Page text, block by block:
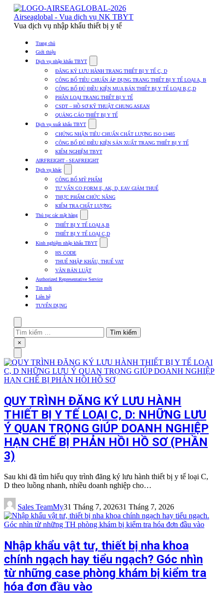
Skip
content
Airseaglobal - Vua dịch vụ NK TBYT
Vua dịch vụ nhập khẩu thiết bị y tế
Trang chủ
Giới thiệu
Dịch vụ nhập khẩu TBYT
submenu
for
Dịch
vụ
nhập
khẩu
TBYT
ĐĂNG KÝ LƯU HÀNH TRANG THIẾT BỊ Y TẾ C, D
CÔNG BỐ TIÊU CHUẨN ÁP DỤNG TRANG THIẾT BỊ Y TẾ LOẠI A, B
CÔNG BỐ ĐỦ ĐIỀU KIỆN MUA BÁN THIẾT BỊ Y TẾ LOẠI B,C,D
PHÂN LOẠI TRANG THIẾT BỊ Y TẾ
CSDT – HỒ SƠ KỸ THUẬT CHUNG ASEAN
QUẢNG CÁO THIẾT BỊ Y TẾ
Dịch vụ xuất khẩu TBYT
submenu
for
Dịch
vụ
xuất
TBYT
CHỨNG NHẬN TIÊU CHUẨN CHẤT LƯỢNG ISO 13485
CÔNG BỐ ĐỦ ĐIỀU KIỆN SẢN XUẤT TRANG THIẾT BỊ Y TẾ
KIỂM NGHIỆM TBYT
AIRFREIGHT - SEAFREIGHT
Dịch vụ khác
submenu
for
Dịch
vụ
khác
CÔNG BỐ MỸ PHẨM
TƯ VẤN CO FORM E, AK, D, EAV GIẢM THUẾ
THỰC PHẨM CHỨC NĂNG
KIỂM TRA CHẤT LƯỢNG
Thủ tục các mặt hàng
submenu
for
Thủ
tục
mặt
hàng
THIẾT BỊ Y TẾ LOẠI A,B
THIẾT BỊ Y TẾ LOẠI C,D
Kinh nghiệm nhập khẩu TBYT
submenu
Kinh
HS CODE
THUẾ NHẬP KHẨU, THUẾ VAT
VĂN BẢN LUẬT
Authorized Representative Service
Tin mới
Liên hệ
TUYỂN DỤNG
Tìm
kiếm
cho:
Close
×
QUY TRÌNH ĐĂNG KÝ LƯU HÀNH
THIẾT BỊ Y TẾ LOẠI C, D: NHỮNG LƯU
Ý QUAN TRỌNG GIÚP DOANH NGHIỆP
HẠN CHẾ BỊ PHẢN HỒI HỒ SƠ (PHẦN
3)
Sau khi đã tìm hiểu quy trình đăng ký lưu hành thiết bị y tế loại C,
D theo luồng nhanh, nhiều doanh nghiệp cho…
Sales TeamMy31 Tháng 7, 202631 Tháng 7, 2026
Nhập khẩu vật tư, thiết bị nha khoa
chính ngạch hay tiểu ngạch? Góc nhìn
từ những case phòng khám bị kiểm tra
hóa đơn đầu vào